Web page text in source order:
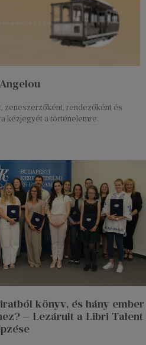
zeneszerzőként, rendezőként és
kézjegyét a történelemre.
könyv, és hány ember
– Lezárult a Libri Talent